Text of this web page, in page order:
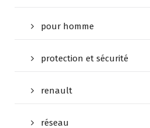
pour homme
protection et sécurité
renault
réseau